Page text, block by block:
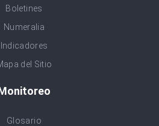
Boletines
Numeralia
Indicadores
del Sitio
Glosario